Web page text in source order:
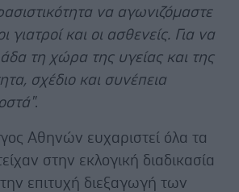
να αγωνιζόμαστε
γιατροί και οι ασθενείς. Για να
τη χώρα της υγείας και της
σχέδιο και συνέπεια
.
Αθηνών ευχαριστεί όλα τα
στην εκλογική διαδικασία
επιτυχή διεξαγωγή των